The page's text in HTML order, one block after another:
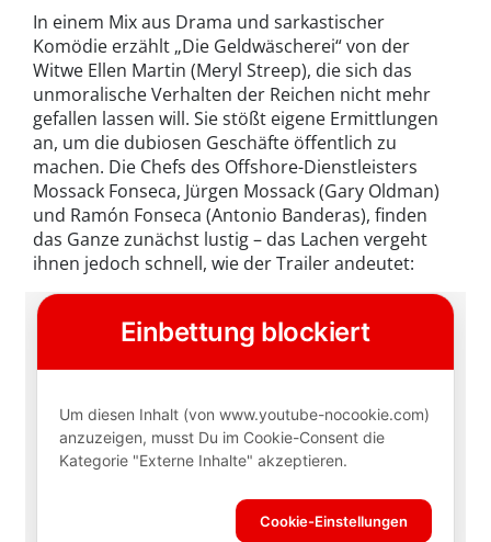
In einem Mix aus Drama und sarkastischer
Komödie erzählt „Die Geldwäscherei“ von der
Witwe Ellen Martin (Meryl Streep), die sich das
unmoralische Verhalten der Reichen nicht mehr
gefallen lassen will. Sie stößt eigene Ermittlungen
an, um die dubiosen Geschäfte öffentlich zu
machen. Die Chefs des Offshore-Dienstleisters
Mossack Fonseca, Jürgen Mossack (Gary Oldman)
und Ramón Fonseca (Antonio Banderas), finden
das Ganze zunächst lustig – das Lachen vergeht
ihnen jedoch schnell, wie der Trailer andeutet: